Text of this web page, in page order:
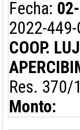
Fecha:
2022-
COOP.
Res. 370/
Monto: